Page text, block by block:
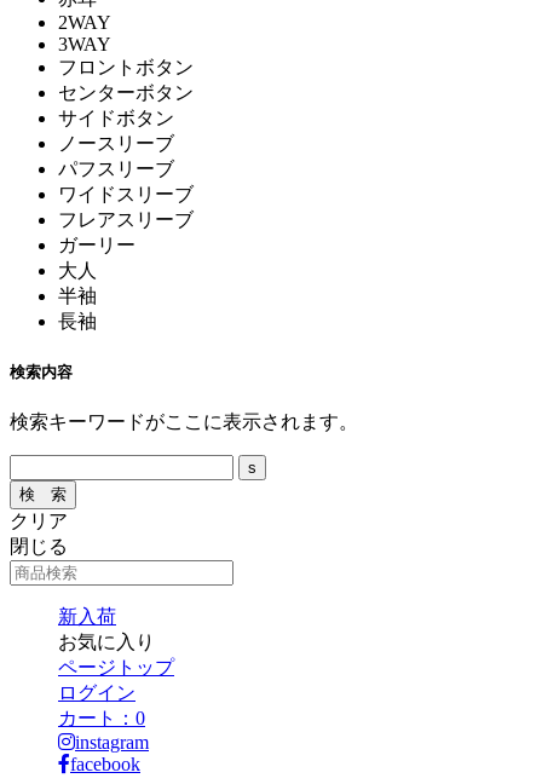
2WAY
3WAY
フロントボタン
センターボタン
サイドボタン
ノースリーブ
パフスリーブ
ワイドスリーブ
フレアスリーブ
ガーリー
大人
半袖
長袖
検索内容
検索キーワードがここに表示されます。
クリア
閉じる
新入荷
お気に入り
ページトップ
ログイン
カート： 0
instagram
facebook